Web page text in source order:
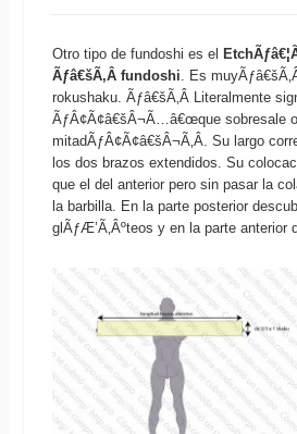
Otro tipo de fundoshi es el
Ãƒâ€šÃ‚Â fundoshi. Es
rokushaku. Ãƒâ€šÃ‚Â Literalmente
ÃƒÂ¢Ã¢â€šÂ¬Ã…â€œque sobresale
mitadÃƒÂ¢Ã¢â€šÂ¬Ã‚Â. Su largo
los dos brazos extendidos. Su
que el del anterior pero sin pasar la
la barbilla. En la parte posterior
glÃƒÆ’Ã‚Âºteos y en la parte anterior